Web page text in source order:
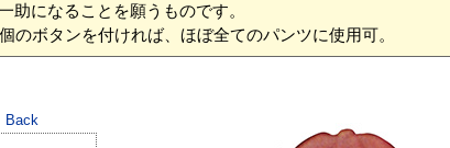
助になることを願うものです。
のボタンを付ければ、ほぼ全てのパンツに使用可。
Back